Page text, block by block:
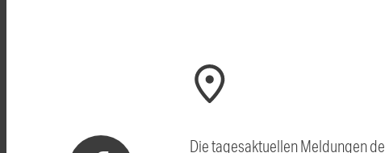
Die tagesaktuellen Meldungen